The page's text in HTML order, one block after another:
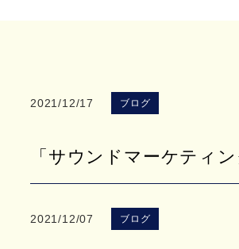
2021/12/17 ブログ
「サウンドマーケテ
2021/12/07 ブログ